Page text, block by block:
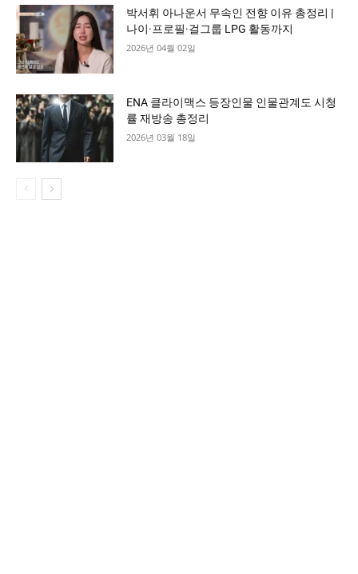
박서휘 아나운서 무속인 전향 이유 총정리 |
나이·프로필·걸그룹 LPG 활동까지
2026년 04월 02일
ENA 클라이맥스 등장인물 인물관계도 시청
률 재방송 총정리
2026년 03월 18일